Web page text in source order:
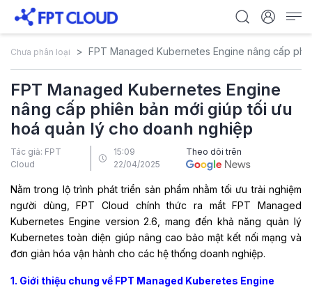
Chưa phân loại FPT Managed Kubernetes Engine nâng cấp
FPT Managed Kubernetes Engine
nâng cấp phiên bản mới giúp tối ưu
hoá quản lý cho doanh nghiệp
Tác giả: FPT
Cloud
15:09
22/04/2025
Theo dõi trên
Nằm trong lộ trình phát triển sản phẩm nhằm tối ưu trải nghiệm
người dùng, FPT Cloud chính thức ra mắt FPT Managed
Kubernetes Engine version 2.6, mang đến khả năng quản lý
Kubernetes toàn diện giúp nâng cao bảo mật kết nối mạng và
đơn giản hóa vận hành cho các hệ thống doanh nghiệp.
1. Giới thiệu chung về FPT Managed Kuberetes Engine